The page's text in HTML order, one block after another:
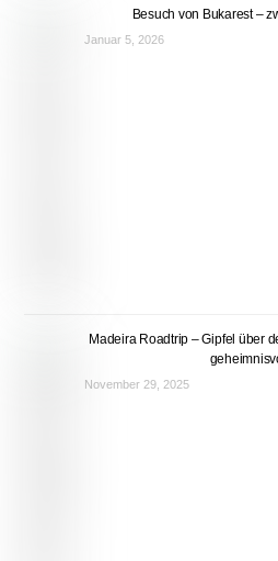
Besuch von Bukarest –
Januar 5, 2026
Madeira Roadtrip – Gipfel über
November 29, 2025